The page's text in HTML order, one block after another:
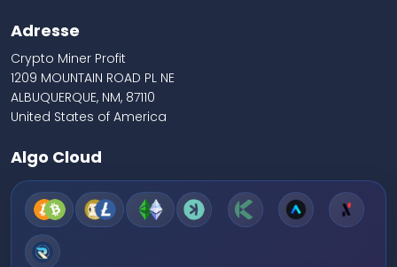
Adresse
Crypto Miner Profit
1209 MOUNTAIN ROAD PL NE
ALBUQUERQUE, NM, 87110
United States of America
Algo Cloud